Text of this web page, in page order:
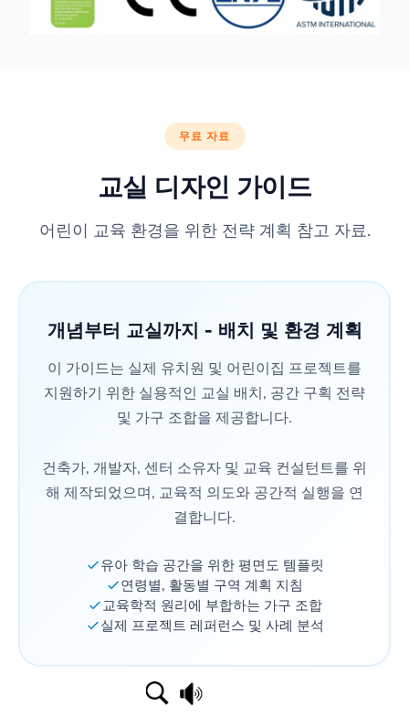
무료 자료
교실 디자인 가이드
어린이 교육 환경을 위한 전략 계획 참고 자료.
개념부터 교실까지 - 배치 및 환경 계획
이 가이드는 실제 유치원 및 어린이집 프로젝트를
지원하기 위한 실용적인 교실 배치, 공간 구획 전략
및 가구 조합을 제공합니다.
건축가, 개발자, 센터 소유자 및 교육 컨설턴트를 위
해 제작되었으며, 교육적 의도와 공간적 실행을 연
결합니다.
유아 학습 공간을 위한 평면도 템플릿
연령별, 활동별 구역 계획 지침
교육학적 원리에 부합하는 가구 조합
실제 프로젝트 레퍼런스 및 사례 분석